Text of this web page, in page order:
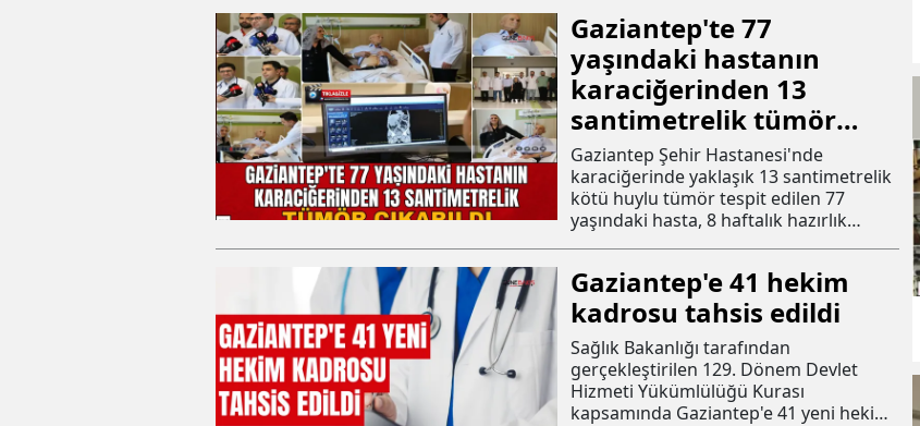
Gaziantep'te 77
yaşındaki hastanın
karaciğerinden 13
santimetrelik tümör
çıkarıldı
Gaziantep Şehir Hastanesi'nde
karaciğerinde yaklaşık 13 santimetrelik
kötü huylu tümör tespit edilen 77
yaşındaki hasta, 8 haftalık hazırlık
Gaziantep'e 41 hekim
kadrosu tahsis edildi
Sağlık Bakanlığı tarafından
gerçekleştirilen 129. Dönem Devlet
Hizmeti Yükümlülüğü Kurası
kapsamında Gaziantep'e 41 yeni hekim